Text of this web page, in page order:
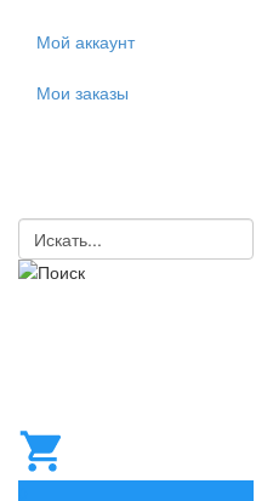
Мой аккаунт
Мои заказы